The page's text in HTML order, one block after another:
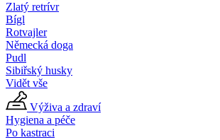
Zlatý retrívr
Bígl
Rotvajler
Německá doga
Pudl
Sibiřský husky
Vidět vše
Výživa a zdraví
Hygiena a péče
Po kastraci